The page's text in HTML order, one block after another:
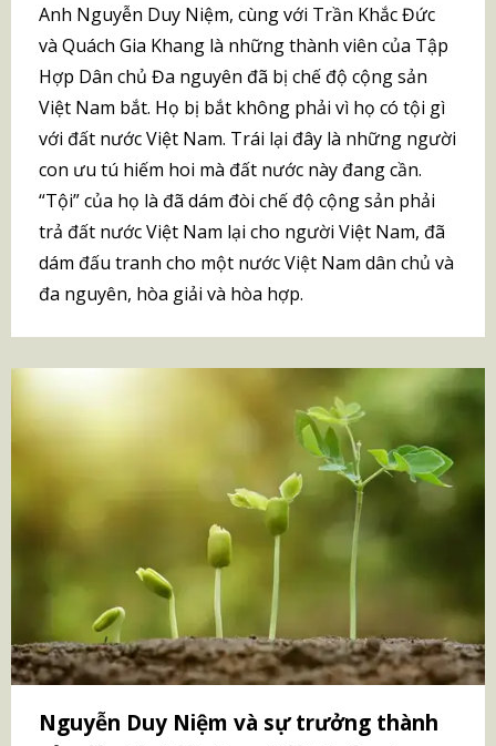
Anh Nguyễn Duy Niệm, cùng với Trần Khắc Đức
và Quách Gia Khang là những thành viên của Tập
Hợp Dân chủ Đa nguyên đã bị chế độ cộng sản
Việt Nam bắt. Họ bị bắt không phải vì họ có tội gì
với đất nước Việt Nam. Trái lại đây là những người
con ưu tú hiếm hoi mà đất nước này đang cần.
“Tội” của họ là đã dám đòi chế độ cộng sản phải
trả đất nước Việt Nam lại cho người Việt Nam, đã
dám đấu tranh cho một nước Việt Nam dân chủ và
đa nguyên, hòa giải và hòa hợp.
Nguyễn Duy Niệm và sự trưởng thành